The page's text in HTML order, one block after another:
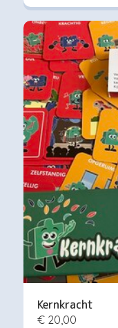
Kernkracht
€ 20,00